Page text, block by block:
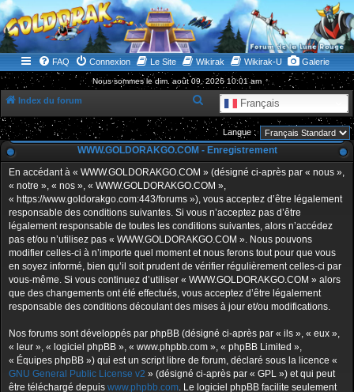
WWW.GOLDORAKGO.COM
le site de la Lune Rouge
FAQ Connexion Le Site Wikirak Wikirak-U Galerie
Nous sommes le dim. août 09, 2026 10:01 am
Index du forum Français
e
c
h
e
c
h
e
r
Langue :
WWW.GOLDORAKGO.COM - Enregistrement
En accédant à « WWW.GOLDORAKGO.COM » (désigné ci-après par « nous »,
« notre », « nos », « WWW.GOLDORAKGO.COM »,
« https://www.goldorakgo.com:443/forums »), vous acceptez d’être légalement
responsable des conditions suivantes. Si vous n’acceptez pas d’être
légalement responsable de toutes les conditions suivantes, alors n’accédez
pas et/ou n’utilisez pas « WWW.GOLDORAKGO.COM ». Nous pouvons
modifier celles-ci à n’importe quel moment et nous ferons tout pour que vous
en soyez informé, bien qu’il soit prudent de vérifier régulièrement celles-ci par
vous-même. Si vous continuez d’utiliser « WWW.GOLDORAKGO.COM » alors
que des changements ont été effectués, vous acceptez d’être légalement
responsable des conditions découlant des mises à jour et/ou modifications.
Nos forums sont développés par phpBB (désigné ci-après par « ils », « eux »,
« leur », « logiciel phpBB », « www.phpbb.com », « phpBB Limited »,
« Équipes phpBB ») qui est un script libre de forum, déclaré sous la licence «
GNU General Public License v2 » (désigné ci-après par « GPL ») et qui peut
être téléchargé depuis www.phpbb.com. Le logiciel phpBB facilite seulement